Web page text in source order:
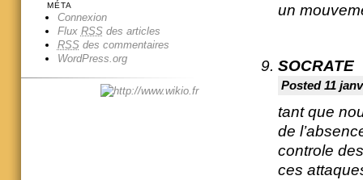
un
SOCRATE
Posted 11
tant que
de
controle
ces
MÉTA
Connexion
Flux RSSdes articles
RSSdes commentaires
WordPress.org